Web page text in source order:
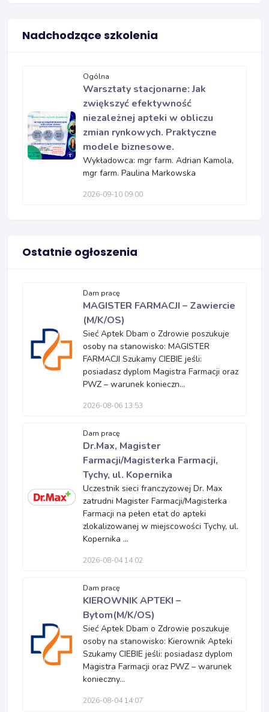
Nadchodzące szkolenia
Ogólna
Warsztaty stacjonarne: Jak
zwiększyć efektywność
niezależnej apteki w obliczu
zmian rynkowych. Praktyczne
modele biznesowe.
Wykładowca: mgr farm. Adrian Kamola,
mgr farm. Paulina Markowska
2026-09-10 09:00
Ostatnie ogłoszenia
Dam pracę
MAGISTER FARMACJI – Zawiercie
(M/K/OS)
Sieć Aptek Dbam o Zdrowie poszukuje
osoby na stanowisko: MAGISTER
FARMACJI Szukamy CIEBIE jeśli:
posiadasz dyplom Magistra Farmacji oraz
PWZ – warunek konieczn...
2026-08-06 13:53
Dam pracę
Dr.Max, Magister
Farmacji/Magisterka Farmacji,
Tychy, ul. Kopernika
Uczestnik sieci franczyzowej Dr. Max
zatrudni Magister Farmacji/Magisterka
Farmacji na pełen etat do apteki
zlokalizowanej w miejscowości Tychy, ul.
Kopernika ...
2026-08-04 14:02
Dam pracę
KIEROWNIK APTEKI –
Bytom(M/K/OS)
Sieć Aptek Dbam o Zdrowie poszukuje
osoby na stanowisko: Kierownik Apteki
Szukamy CIEBIE jeśli: posiadasz dyplom
Magistra Farmacji oraz PWZ – warunek
konieczny...
2026-08-04 14:07